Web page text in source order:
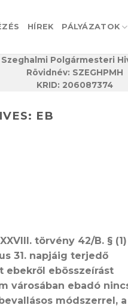
HÍREK PÁLYÁZATOK
Szeghalmi Polgármesteri
Rövidnév: SZEGHPMH
KRID: 206087374
EB
törvény 42/B. § (1)
31. napjáig terjedő
ebekről ebösszeírást
városában ebadó
módszerrel, a